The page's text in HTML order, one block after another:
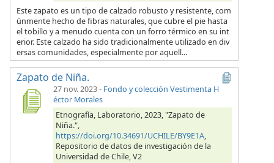
Este zapato es un tipo de calzado robusto y resistente, com
únmente hecho de fibras naturales, que cubre el pie hasta
el tobillo y a menudo cuenta con un forro térmico en su int
erior. Este calzado ha sido tradicionalmente utilizado en div
ersas comunidades, especialmente por aquell...
Zapato de Niña.
27 nov. 2023- Fondo y colección Vestimenta H
éctor Morales
Etnografía, Laboratorio, 2023, "Zapato de
Niña.",
https://doi.org/10.34691/UCHILE/BY9E1A,
Repositorio de datos de investigación de la
Universidad de Chile, V2